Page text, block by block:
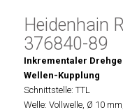
Heidenhain
376840-89
Inkrementaler
Wellen-Kupplung
Schnittstelle: TTL
Welle: Vollwelle, Ø 10